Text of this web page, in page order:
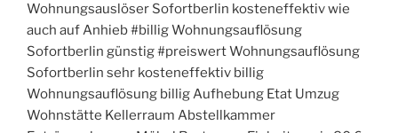
Wohnungsauslöser Sofortberlin kosteneffektiv wie
auch auf Anhieb #billig Wohnungsauflösung
Sofortberlin günstig #preiswert Wohnungsauflösung
Sofortberlin sehr kosteneffektiv billig
Wohnungsauflösung billig Aufhebung Etat Umzug
Wohnstätte Kellerraum Abstellkammer